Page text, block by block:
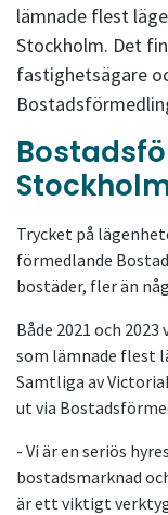
lämnade flest
Stockholm. Det
fastighetsägare
Trycket på
förmedlande
bostäder, fler än
Både 2021 och
som lämnade flest
Samtliga av
ut via
- Vi är en seriös
bostadsmarknad
är ett viktigt